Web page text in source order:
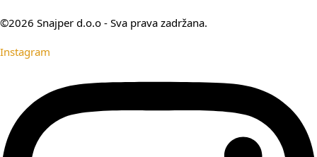
©2026 Snajper d.o.o - Sva prava zadržana.
Instagram